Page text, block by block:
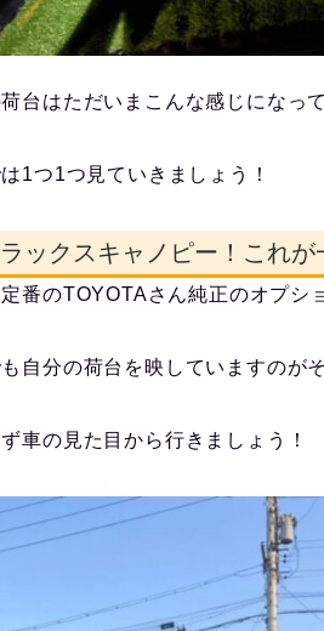
台はただいまこんな感じになっ
1つ1つ見ていきましょう！
ックスキャノピー！これ
番のTOYOTAさん純正のオプシ
自分の荷台を映していますのが
車の見た目から行きましょう！